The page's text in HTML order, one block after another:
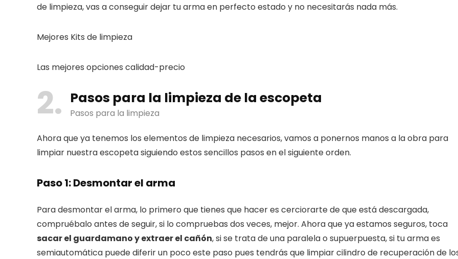
de limpieza, vas a conseguir dejar tu arma en perfecto estado y no necesitarás nada más.
Mejores Kits de limpieza
Las mejores opciones calidad-precio
2 Pasos para la limpieza de la escopeta
Pasos para la limpieza
Ahora que ya tenemos los elementos de limpieza necesarios, vamos a ponernos manos a la obra para
limpiar nuestra escopeta siguiendo estos sencillos pasos en el siguiente orden.
Paso 1: Desmontar el arma
Para desmontar el arma, lo primero que tienes que hacer es cerciorarte de que está descargada,
compruébalo antes de seguir, si lo compruebas dos veces, mejor. Ahora que ya estamos seguros, toca
sacar el guardamano y extraer el cañón, si se trata de una paralela o supuerpuesta, si tu arma es
semiautomática puede diferir un poco este paso pues tendrás que limpiar cilindro de recuperación de